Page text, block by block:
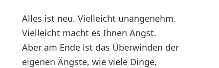
Alles ist neu. Vielleicht unangenehm.
Vielleicht macht es Ihnen Angst.
Aber am Ende ist das Überwinden der
eigenen Ängste, wie viele Dinge,